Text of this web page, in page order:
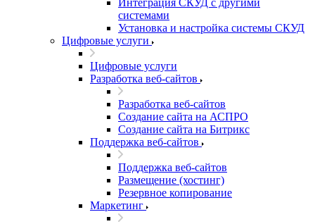
Интеграция СКУД с другими
системами
Установка и настройка системы СКУД
Цифровые услуги
Цифровые услуги
Разработка веб-сайтов
Разработка веб-сайтов
Создание сайта на АСПРО
Создание сайта на Битрикс
Поддержка веб-сайтов
Поддержка веб-сайтов
Размещение (хостинг)
Резервное копирование
Маркетинг